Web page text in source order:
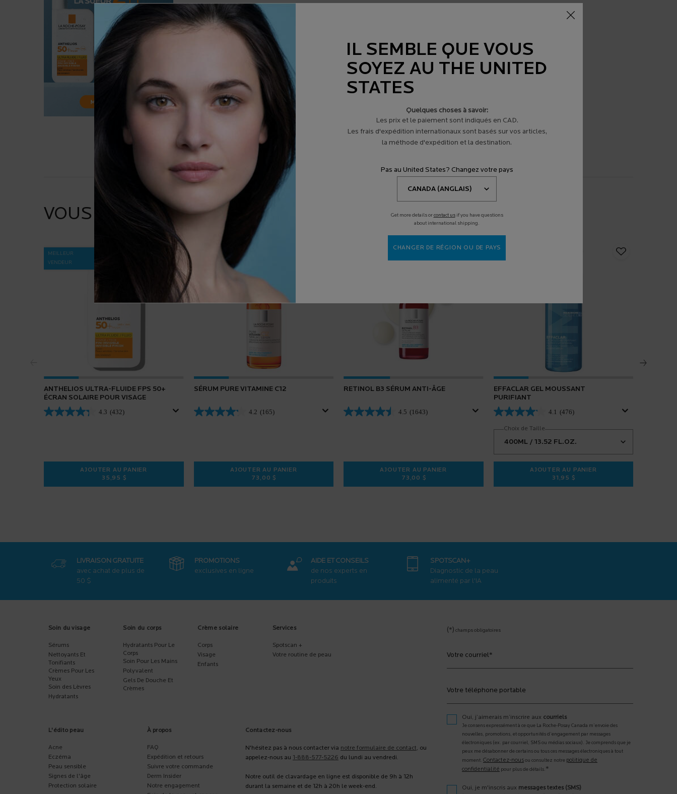
VOUS POURREZ AUSSI AIMER
MEILLEUR
VENDEUR
ANTHELIOS ULTRA-FLUIDE FPS 50+
ÉCRAN SOLAIRE POUR VISAGE
4.3 (432)
AJOUTER AU PANIER
35,95 $
SÉRUM PURE VITAMINE C12
4.2 (165)
AJOUTER AU PANIER
73,00 $
RETINOL B3 SÉRUM ANTI-ÂGE
4.5 (1643)
AJOUTER AU PANIER
73,00 $
EFFACLAR GEL MOUSSANT
PURIFIANT
4.1 (476)
Choix de Taille
AJOUTER AU PANIER
31,95 $
LIVRAISON GRATUITE
avec achat de plus de
50 $
PROMOTIONS
exclusives en ligne
AIDE ET CONSEILS
de nos experts en
produits
SPOTSCAN+
Diagnostic de la peau
alimenté par l'IA
Soin du visage
Sérums
Nettoyants Et
Tonifiants
Crèmes Pour Les
Yeux
Soin des Lèvres
Hydratants
Soin du corps
Hydratants Pour Le
Corps
Soin Pour Les Mains
Polyvalent
Gels De Douche Et
Crèmes
Crème solaire
Corps
Visage
Enfants
Services
Spotscan +
Votre routine de peau
L'édito peau
Acne
Eczéma
Peau sensible
Signes de l'âge
Protection solaire
À propos
FAQ
Expédition et retours
Suivre votre commande
Derm Insider
Notre engagement
Contactez-nous
N'hésitez pas à nous contacter via notre formulaire de contact, ou
appelez-nous au 1-888-577-5226 du lundi au vendredi.
Notre outil de clavardage en ligne est disponible de 9h à 12h
durant la semaine et de 12h à 20h le week-end.
(*) champs obligatoires
Votre courriel*
Votre téléphone portable
Oui, j’aimerais m’inscrire aux courriels
Je consens expressément à ce que La Roche-Posay Canada m’envoie des
nouvelles, promotions, et opportunités d’engagement par messages
électroniques (ex. par courriel, SMS ou médias sociaux). Je comprends que je
peux me désabonner de certains ou tous ces messages électroniques à tout
moment. Contactez-nous ou consultez notre politique de
confidentialité pour plus de détails. *
Oui, je m'inscris aux messages textes (SMS)
IL SEMBLE QUE VOUS
SOYEZ AU THE UNITED
STATES
Quelques choses à savoir:
Les prix et le paiement sont indiqués en CAD.
Les frais d'expédition internationaux sont basés sur vos articles,
la méthode d'expédition et la destination.
Pas au United States? Changez votre pays
Get more details orcontact usif you have questions
about international shipping.
CHANGER DE RÉGION OU DE PAYS